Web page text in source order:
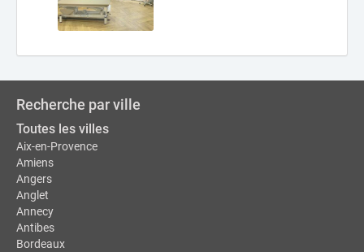
Recherche par ville
Toutes les villes
Aix-en-Provence
Amiens
Angers
Anglet
Annecy
Antibes
Bordeaux